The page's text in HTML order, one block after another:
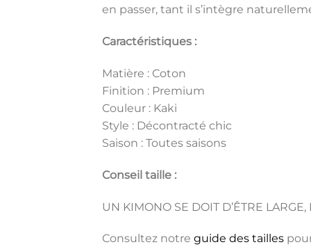
en passer, tant il s’intègre
Caractéristiques :
Matière : Coton
Finition : Premium
Couleur : Kaki
Style : Décontracté chic
Saison : Toutes saisons
Conseil taille :
UN KIMONO SE DOIT D’ÊTRE
Consultez notre guide des tailles